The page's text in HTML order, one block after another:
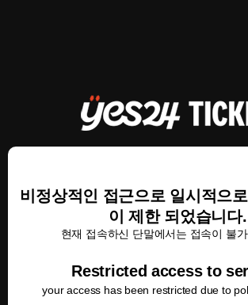
비정상적인 접근으로 일시적으
이 제한 되었습니다.
현재 접속하신 단말에서는 접속이 불
Restricted access to
your access has been restricted due to